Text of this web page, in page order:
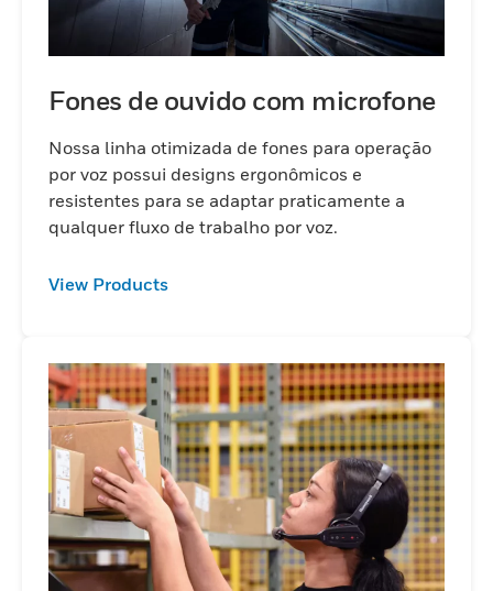
Fones de ouvido com microfone
Nossa linha otimizada de fones para operação
por voz possui designs ergonômicos e
resistentes para se adaptar praticamente a
qualquer fluxo de trabalho por voz.
View Products